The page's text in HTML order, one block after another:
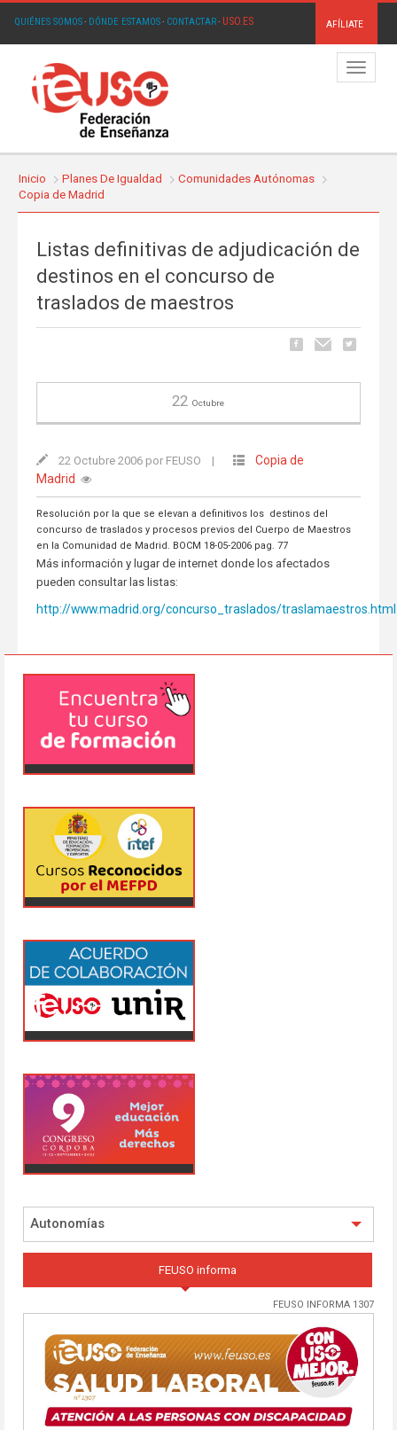
QUIÉNES SOMOS· DÓNDE ESTAMOS· CONTACTAR· USO.ES AFÍLIATE
Menú
Inicio Planes De Igualdad
Comunidades Autónomas
Copia de Madrid
Listas definitivas de adjudicación de
destinos en el concurso de
traslados de maestros
22 Octubre
22 Octubre 2006 por FEUSO |
Copia de
Madrid
Resolución por la que se elevan a definitivos los destinos del
concurso de traslados y procesos previos del Cuerpo de Maestros
en la Comunidad de Madrid. BOCM 18-05-2006 pag. 77
Más información y lugar de internet donde los afectados
pueden consultar las listas:
http://www.madrid.org/concurso_traslados/
Autonomías
FEUSO informa
FEUSO INFORMA 1307